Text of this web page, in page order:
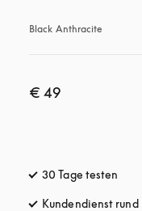
Black Anthracite
€ 49
30 Tage testen
Kundendienst rund